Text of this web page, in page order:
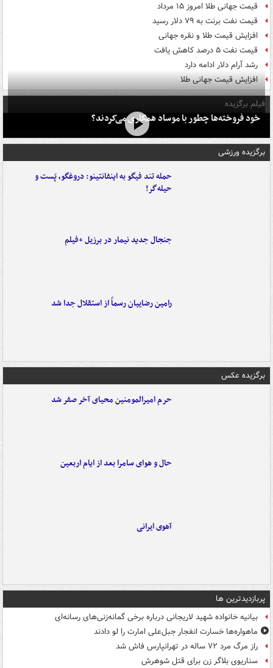
قیمت جهانی طلا امروز ۱۵ مرداد
قیمت نفت برنت به ۷۹ دلار رسید
افزایش قیمت طلا و نقره جهانی
قیمت نفت ۵ درصد کاهش یافت
رشد آرام دلار ادامه دارد
افزایش قیمت جهانی طلا
فیلم برگزیده
خود فروخته‌ها چطور با موساد همکاری می‌کردند؟
برگزیده ورزشی
حمله تند فیگو به اینفانتینو: دروغگو، پَست‌ و
حیله‌گر!
جنجال جدید نیمار در برزیل +فیلم
رامین رضاییان رسماً از استقلال جدا شد
برگزیده عکس
حرم امیرالمومنین محیای آخر صفر شد
حال و هوای سامرا بعد از ایام اربعین
آهوی ایرانی
پربازدیدترین ها
بیانیه خانواده شهید لاریجانی درباره برخی گمانه‌زنی‌های رسانه‌ای
ماهواره‌ها خسارت انفجار جبل‌علی امارت را لو دادند
راز مرگ مرد ۷۲ ساله در تهرانپارس فاش شد
سناریوی بلاگر زن برای قتل شوهرش